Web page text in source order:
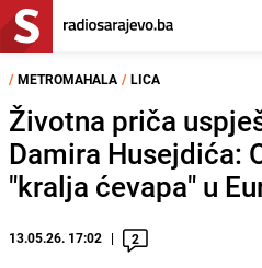
/ METROMAHALA / LICA
Životna priča
Damira Husejdića:
"kralja ćevapa" u
13.05.26. 17:02 2